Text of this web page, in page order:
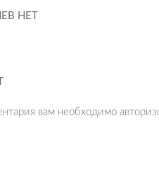
НЕТ
вам необходимо